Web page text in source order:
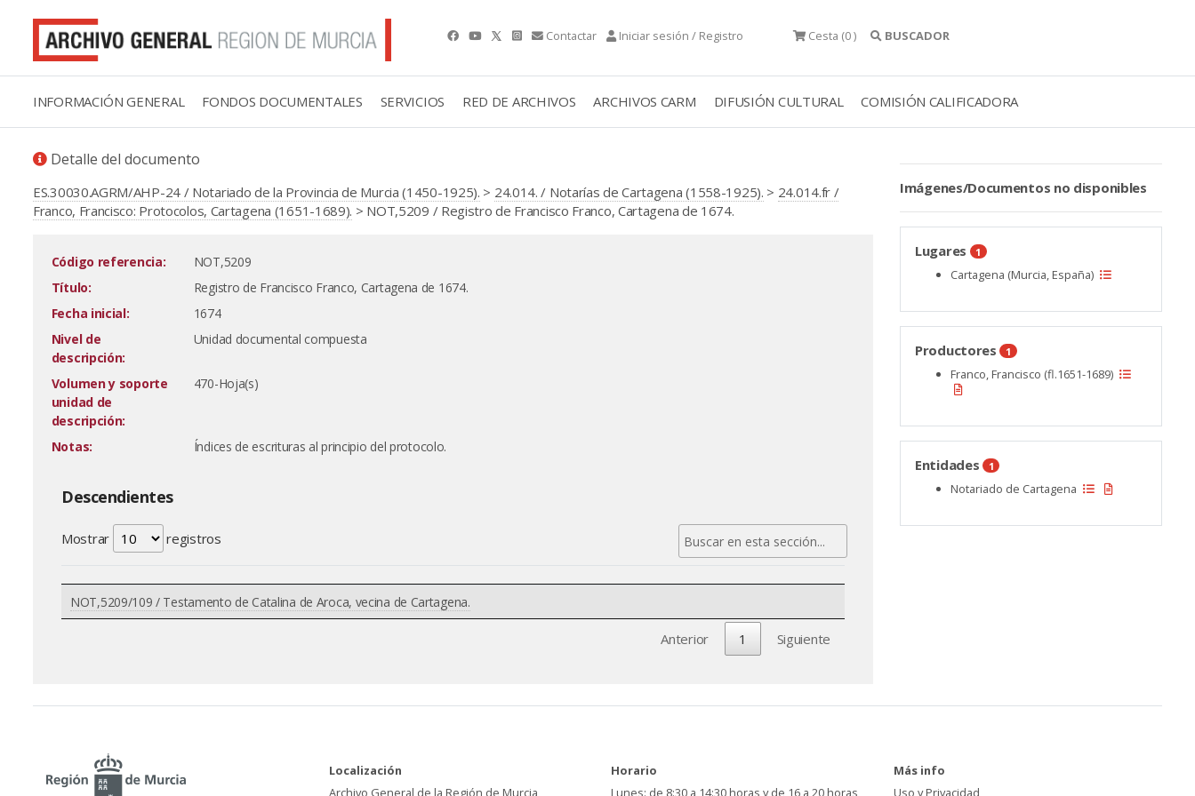
Contactar Iniciar sesión / Registro Cesta (0 ) BUSCADOR
INFORMACIÓN GENERAL FONDOS DOCUMENTALES SERVICIOS RED DE ARCHIVOS ARCHIVOS CARM DIFUSIÓN CULTURAL COMISIÓN CALIFICADORA
Detalle del documento
ES.30030.AGRM/AHP-24 / Notariado de la Provincia de Murcia (1450-1925). > 24.014. / Notarías de Cartagena (1558-1925). > 24.014.fr /
Franco, Francisco: Protocolos, Cartagena (1651-1689). > NOT,5209 / Registro de Francisco Franco, Cartagena de 1674.
Código referencia:
NOT,5209
Título:
Registro de Francisco Franco, Cartagena de 1674.
Fecha inicial:
1674
Nivel de
descripción:
Unidad documental compuesta
Volumen y soporte
unidad de
descripción:
470-Hoja(s)
Notas: Índices de escrituras al principio del protocolo.
Descendientes
Mostrar registros
NOT,5209/109 / Testamento de Catalina de Aroca, vecina de Cartagena.
Anterior 1 Siguiente
Imágenes/Documentos no disponibles
Lugares 1
Cartagena (Murcia, España)
Productores 1
Franco, Francisco (fl.1651-1689)
Entidades 1
Notariado de Cartagena
Localización
Archivo General de la Región de Murcia
Horario
Lunes: de 8:30 a 14:30 horas y de 16 a 20 horas
Más info
Uso y Privacidad